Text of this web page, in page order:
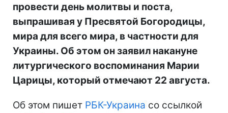
провести день молитвы и поста,
выпрашивая у Пресвятой Богородицы,
мира для всего мира, в частности для
Украины. Об этом он заявил накануне
литургического воспоминания Марии
Царицы, который отмечают 22 августа.
Об этом пишет РБК-Украина со ссылкой